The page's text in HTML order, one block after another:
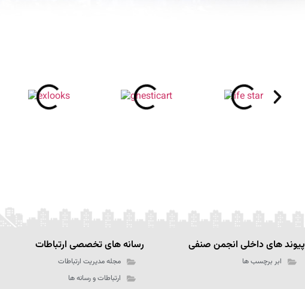
پیوند های داخلی انجمن صنفی
ابر برچسب ها
رسانه های تخصصی ارتباطات
مجله مدیریت ارتباطات
ارتباطات و رسانه ها